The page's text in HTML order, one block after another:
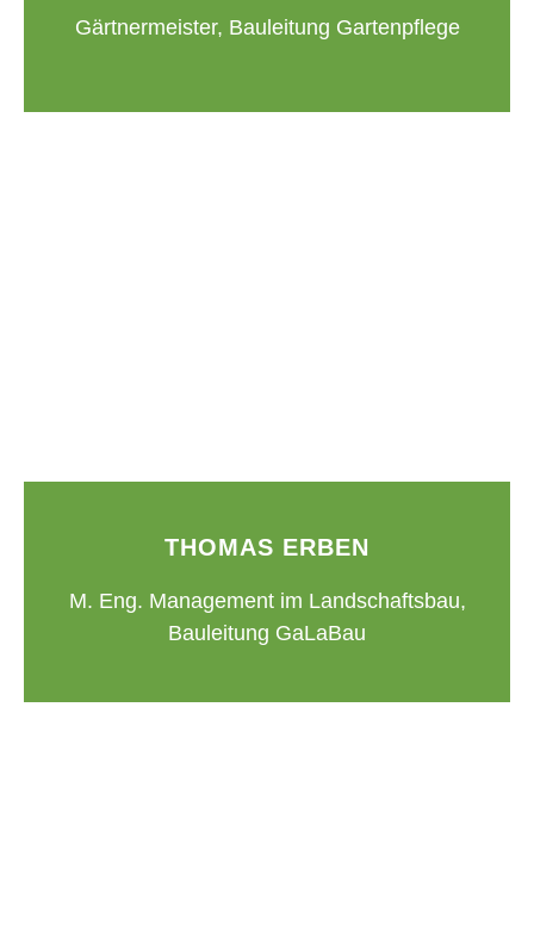
Gärtnermeister, Bauleitung Gartenpflege
THOMAS ERBEN
M. Eng. Management im Landschaftsbau,
Bauleitung GaLaBau